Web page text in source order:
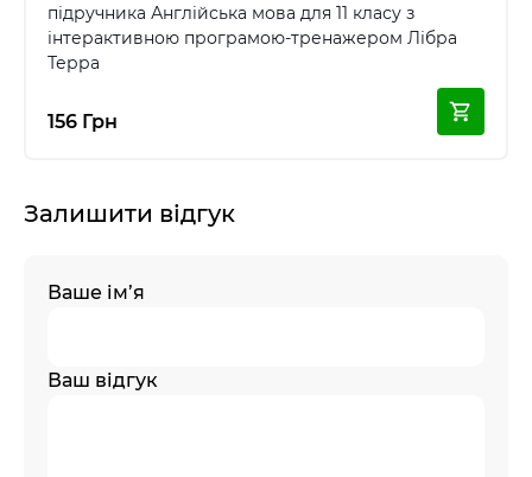
підручника Англійська мова для 11 класу з
інтерактивною програмою-тренажером Лібра
Терра
156 Грн
Залишити відгук
Ваше ім’я
Ваш відгук